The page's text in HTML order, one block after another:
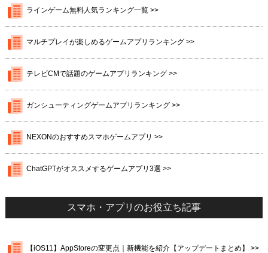
ラインゲーム無料人気ランキング一覧 >>
マルチプレイが楽しめるゲームアプリランキング >>
テレビCMで話題のゲームアプリランキング >>
ガンシューティングゲームアプリランキング >>
NEXONのおすすめスマホゲームアプリ >>
ChatGPTがオススメするゲームアプリ3選 >>
スマホ・アプリのお役立ち記事
【iOS11】AppStoreの変更点｜新機能を紹介【アップデートまとめ】 >>